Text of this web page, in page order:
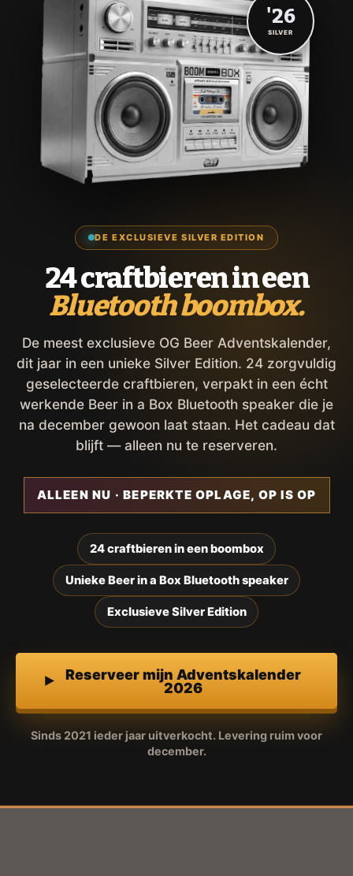
DE EXCLUSIEVE SILVER EDITION
24 craftbieren in een
Bluetooth boombox.
De meest exclusieve OG Beer Adventskalender,
dit jaar in een unieke Silver Edition. 24 zorgvuldig
geselecteerde craftbieren, verpakt in een écht
werkende Beer in a Box Bluetooth speaker die je
na december gewoon laat staan. Het cadeau dat
blijft — alleen nu te reserveren.
ALLEEN NU · BEPERKTE OPLAGE, OP IS OP
24 craftbieren in een boombox
Unieke Beer in a Box Bluetooth speaker
Exclusieve Silver Edition
Reserveer mijn Adventskalender
2026
Sinds 2021 ieder jaar uitverkocht. Levering ruim voor
december.
'26
SILVER